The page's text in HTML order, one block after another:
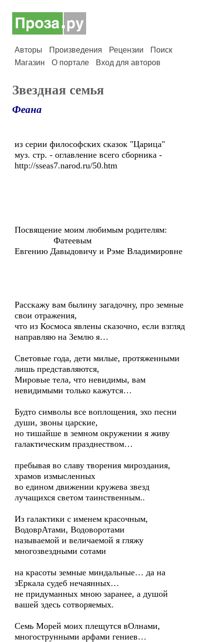
Авторы Произведения Рецензии
Поиск
Магазин
О портале Вход для авторов
Звездная семья
Феана
из серии философских сказок "Царица"
муз. стр. - оглавление всего сборника -
http://sseas7.narod.ru/50.htm
Посвящение моим любимым родителям:
Фатеевым
Евгению Давыдовичу и Рэме Владимировне
Расскажу вам былину загадочну, про земные
свои отражения,
что из Космоса явлены сказочно, если взгляд
направляю на Землю я…
Световые года, дети милые, протяженными
лишь представляются,
Мировые тела, что невидимы, вам
невидимыми только кажутся…
Будто символы все воплощения, эхо песни
души, звоны царские,
но тишайше в земном окружении я живу
галактическим празднеством…
пребывая во славу творения мироздания,
храмов измысленных
во едином движении кружева звезд
лучащихся светом таинственным..
Из галактики с именем красочным,
ВодоврАтами, Водоворотами
называемой и величаемой я гляжу
многозвездными сотами
на красоты земные миндальные… да на
зЕркала судеб нечаянных…
не придуманных мною заранее, а душой
вашей здесь сотворяемых.
Семь Морей моих плещутся вОлнами,
многострунными арфами гениев…